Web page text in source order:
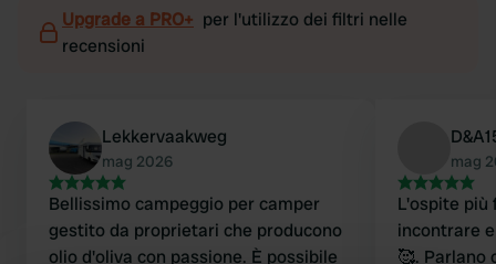
Upgrade a PRO+ per l'utilizzo dei filtri nelle
recensioni
Lekkervaakweg
mag 2026
Bellissimo campeggio per camper
gestito da proprietari che producono
olio d'oliva con passione. È possibile
mag
L'ospite più
incontrare
🥰. Parlano